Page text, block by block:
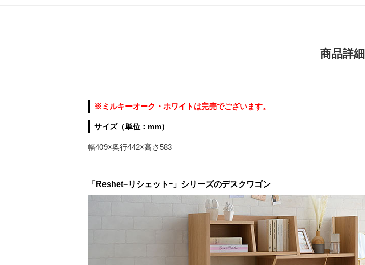
商品詳細
※ミルキーオーク・ホワイトは完売でございます。
サイズ（単位：mm）
幅409×奥行442×高さ583
「Reshet−リシェットｰ」シリーズのデスクワゴン